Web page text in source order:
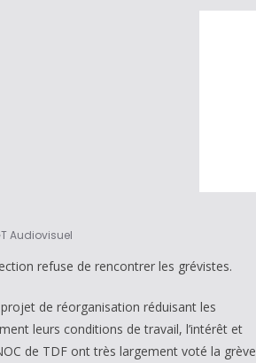
Audiovisuel
refuse de rencontrer les grévistes.
de réorganisation réduisant les
leurs conditions de travail, l’intérêt et
de TDF ont très largement voté la grève